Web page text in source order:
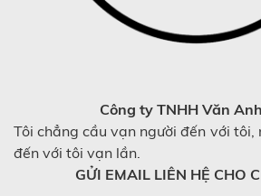
Công ty TNHH Văn
Tôi chẳng cầu vạn người đến với
đến với tôi vạn lần.
GỬI EMAIL LIÊN HỆ CHO